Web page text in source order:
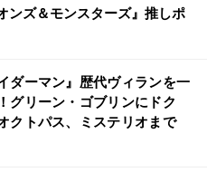
ンズ＆モンスターズ』推しポ
ダーマン』歴代ヴィランを一
グリーン・ゴブリンにドク
クトパス、ミステリオまで